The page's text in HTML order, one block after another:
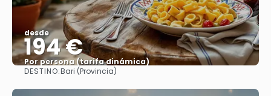
desde
194 €
Por persona (tarifa dinámica)
DESTINO:Bari (Provincia)